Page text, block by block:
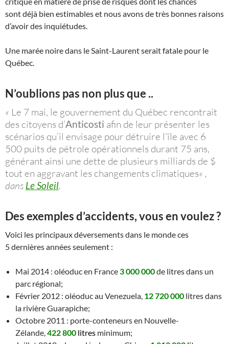
sont déjà bien estimables et nous avons de très bonnes raisons
d’avoir des inquiétudes.
Une marée noire dans le Saint-Laurent serait fatale pour le
Québec.
N’oublions pas non plus que ..
« Le 7 mai, le gouvernement du Québec rencontrait
des citoyens d’Anticosti afin de leur présenter les
scénarios qu’il envisage pour détruire l’île avec 6
500 puits de pétrole opérationnels durant 75 ans,
générant ainsi une dette de plusieurs milliards de $
tout en aggravant les changements climatiques« ,
dans Le Soleil.
Des exemples d’accidents, vous en voulez ?
Voici les principaux déversements dans le monde ces
5 dernières années seulement :
Mai 2014 : oléoduc en France3 000 000de litres dans un
parc régional;
Février 2012 : oléoduc au Venezuela, 12 720 000 litres dans
la rivière Guarapiche;
Octobre 2011 : porte-conteneurs en Nouvelle-
Zélande,422 800 litres minimum;